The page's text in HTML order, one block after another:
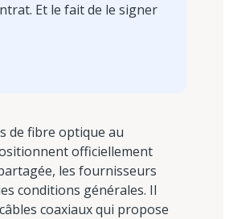
Et le fait de le signer
de fibre optique au
officiellement
les fournisseurs
conditions générales. Il
coaxiaux qui propose